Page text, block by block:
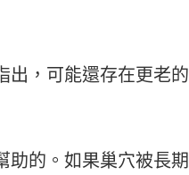
出，可能還存在更老的
助的。如果巢穴被長期